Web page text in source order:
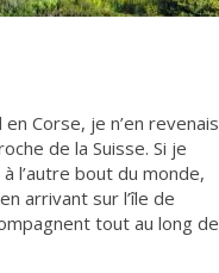
Corse, je n’en revenais
de la Suisse. Si je
l’autre bout du monde,
arrivant sur l’île de
tout au long de